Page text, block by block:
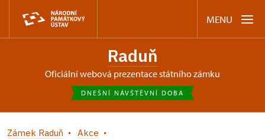
MENU
Raduň
oficiální webová prezentace státního zámku
DNEŠNÍ NÁVŠTĚVNÍ DOBA
Zámek Raduň
Akce